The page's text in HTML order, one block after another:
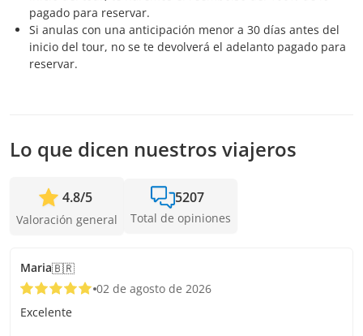
pagado para reservar.
Si anulas con una anticipación menor a 30 días antes del
inicio del tour, no se te devolverá el adelanto pagado para
reservar.
Lo que dicen nuestros viajeros
4.8/5
Valoración general
5207
Total de opiniones
Maria🇧🇷
02 de agosto de 2026
Excelente